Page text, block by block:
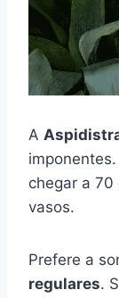
A
chegar a
vasos.
Prefere a
regulares.